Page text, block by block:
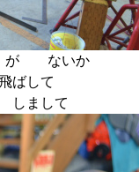
ないか
して
まして